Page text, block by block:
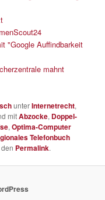
"Google Auffindbarkeit
mahnt
unterInternetrecht,
mitAbzocke, Doppel-
,Optima-Computer
Telefonbuch
Permalink.